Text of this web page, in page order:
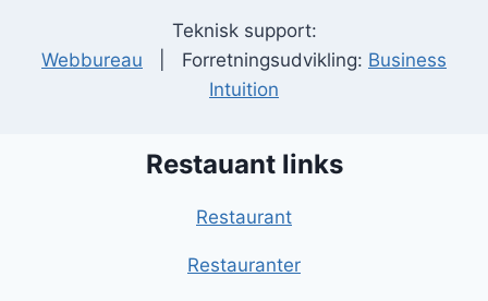
Teknisk support:
Webbureau | Forretningsudvikling: Business
Intuition
Restauant links
Restaurant
Restauranter